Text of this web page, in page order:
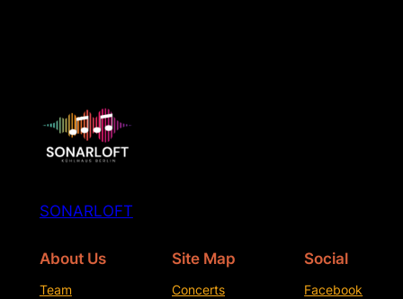
SONARLOFT
About Us
Team
Site Map
Concerts
Social
Facebook